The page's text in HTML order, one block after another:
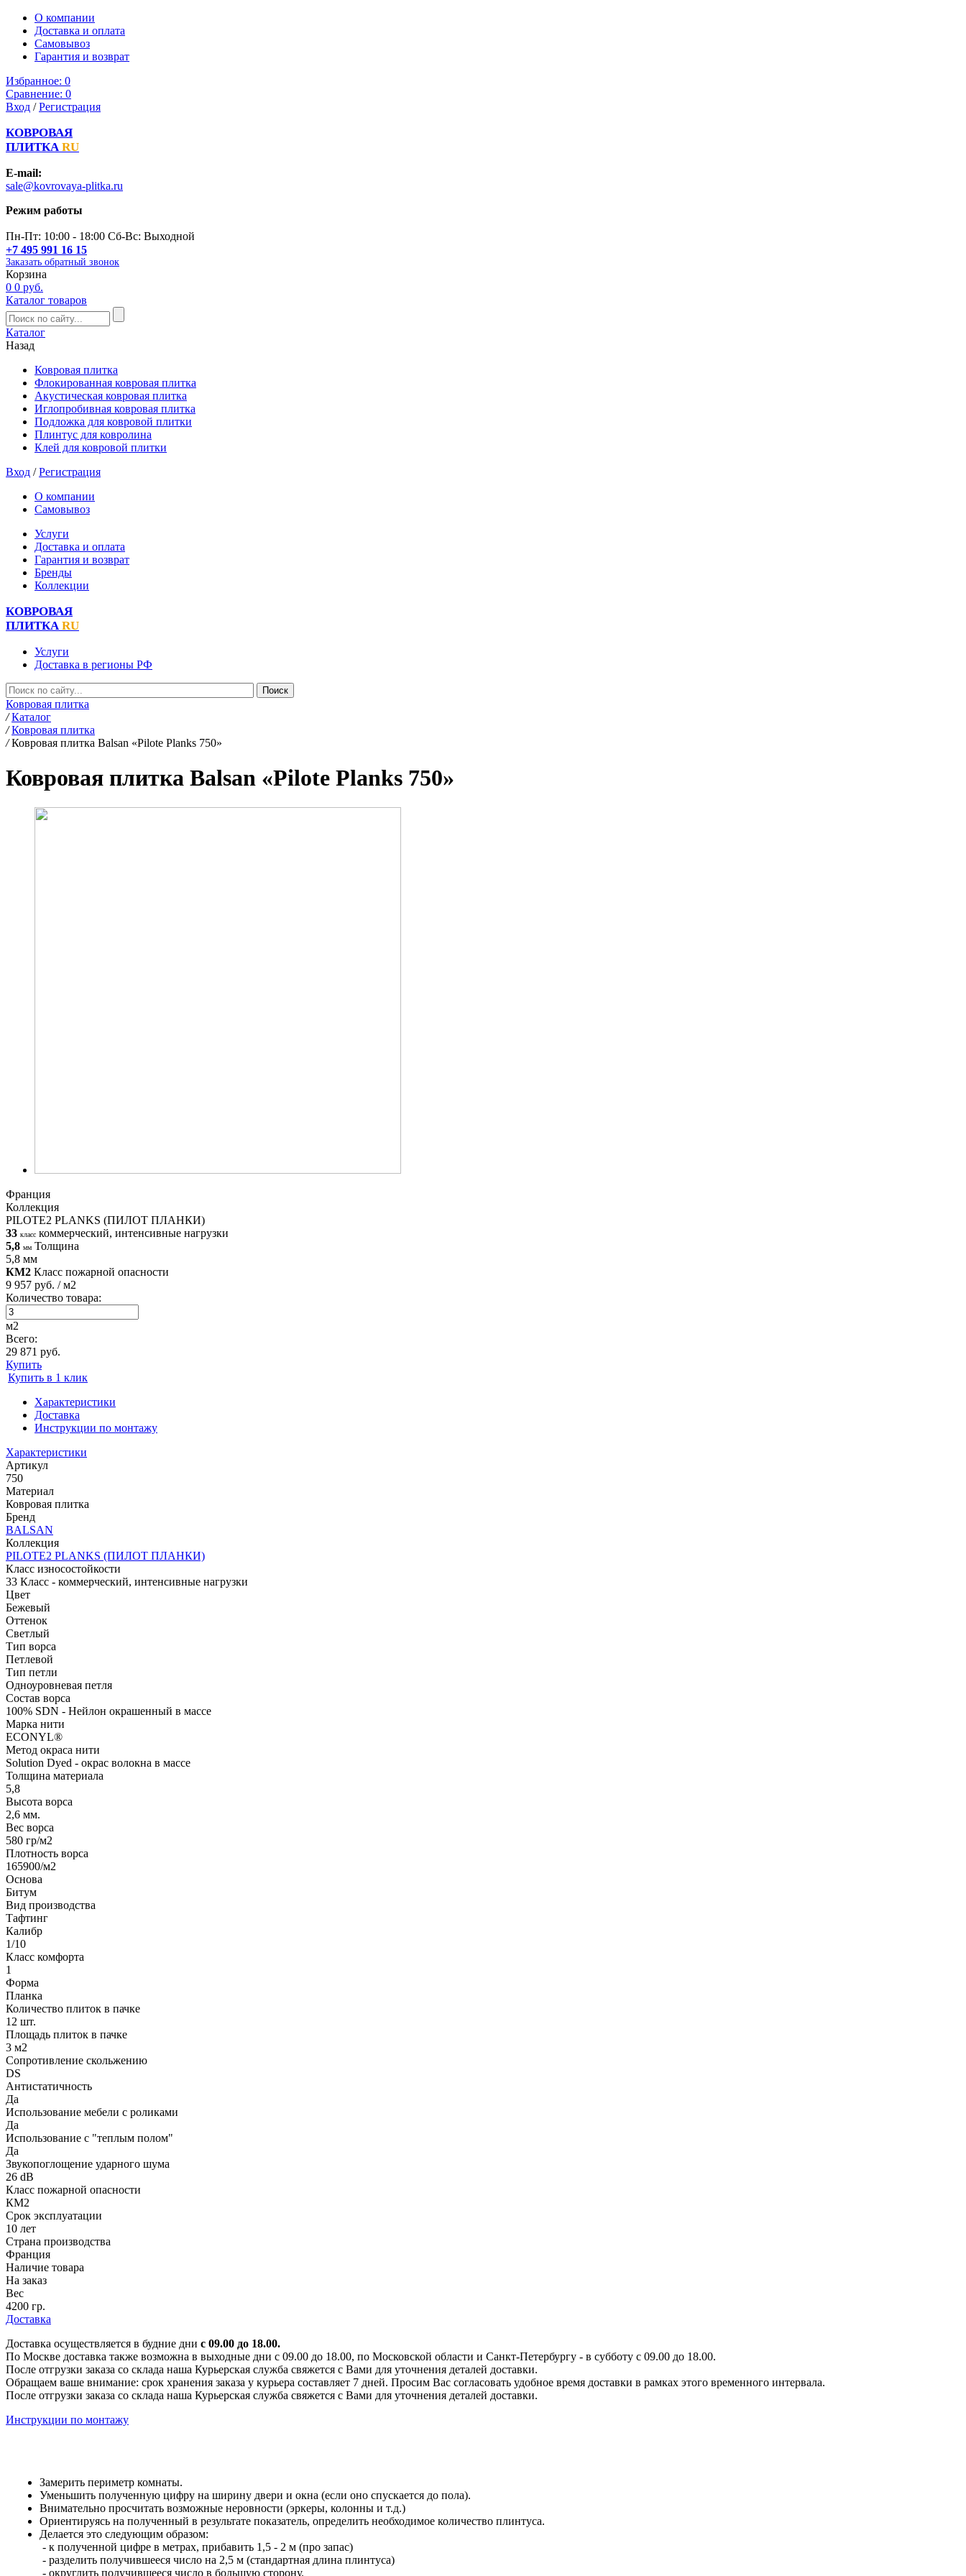
О компании
Доставка и оплата
Самовывоз
Гарантия и возврат
Избранное: 0
Сравнение: 0
Вход /Регистрация
КОВРОВАЯ
ПЛИТКА RU
E-mail:
sale@kovrovaya-plitka.ru
Режим работы
Пн-Пт: 10:00 - 18:00 Сб-Вс: Выходной
+7 495 991 16 15
Заказать обратный звонок
Корзина
0 0 руб.
Каталог товаров
Каталог
Назад
Ковровая плитка
Флокированная ковровая плитка
Акустическая ковровая плитка
Иглопробивная ковровая плитка
Подложка для ковровой плитки
Плинтус для ковролина
Клей для ковровой плитки
Вход /Регистрация
О компании
Самовывоз
Услуги
Доставка и оплата
Гарантия и возврат
Бренды
Коллекции
КОВРОВАЯ
ПЛИТКА RU
Услуги
Доставка в регионы РФ
Ковровая плитка
/ Каталог
/ Ковровая плитка
/ Ковровая плитка Balsan «Pilote Planks 750»
Ковровая плитка Balsan «Pilote Planks 750»
Франция
Коллекция
PILOTE2 PLANKS (ПИЛОТ ПЛАНКИ)
33 класс коммерческий, интенсивные нагрузки
5,8 мм Толщина
5,8 мм
КМ2 Класс пожарной опасности
9 957 руб. / м2
Количество товара:
м2
Всего:
29 871 руб.
Купить
Купить в 1 клик
Характеристики
Доставка
Инструкции по монтажу
Характеристики
Артикул
750
Материал
Ковровая плитка
Бренд
BALSAN
Коллекция
PILOTE2 PLANKS (ПИЛОТ ПЛАНКИ)
Класс износостойкости
33 Класс - коммерческий, интенсивные нагрузки
Цвет
Бежевый
Оттенок
Светлый
Тип ворса
Петлевой
Тип петли
Одноуровневая петля
Состав ворса
100% SDN - Нейлон окрашенный в массе
Марка нити
ECONYL®
Метод окраса нити
Solution Dyed - окрас волокна в массе
Толщина материала
5,8
Высота ворса
2,6 мм.
Вес ворса
580 гр/м2
Плотность ворса
165900/м2
Основа
Битум
Вид производства
Тафтинг
Калибр
1/10
Класс комфорта
1
Форма
Планка
Количество плиток в пачке
12 шт.
Площадь плиток в пачке
3 м2
Сопротивление скольжению
DS
Антистатичность
Да
Использование мебели с роликами
Да
Использование с "теплым полом"
Да
Звукопоглощение ударного шума
26 dB
Класс пожарной опасности
КМ2
Срок эксплуатации
10 лет
Страна производства
Франция
Наличие товара
На заказ
Вес
4200 гр.
Доставка
Доставка осуществляется в будние дни с 09.00 до 18.00.
По Москве доставка также возможна в выходные дни с 09.00 до 18.00, по Московской области и Санкт-Петербургу - в субботу с 09.00 до 18.00.
После отгрузки заказа со склада наша Курьерская служба свяжется с Вами для уточнения деталей доставки.
Обращаем ваше внимание: срок хранения заказа у курьера составляет 7 дней. Просим Вас согласовать удобное время доставки в рамках этого временного интервала.
После отгрузки заказа со склада наша Курьерская служба свяжется с Вами для уточнения деталей доставки.
Инструкции по монтажу
Замерить периметр комнаты.
Уменьшить полученную цифру на ширину двери и окна (если оно спускается до пола).
Внимательно просчитать возможные неровности (эркеры, колонны и т.д.)
Ориентируясь на полученный в результате показатель, определить необходимое количество плинтуса.
Делается это следующим образом:
- к полученной цифре в метрах, прибавить 1,5 - 2 м (про запас)
- разделить получившееся число на 2,5 м (стандартная длина плинтуса)
- округлить получившееся число в большую сторону.